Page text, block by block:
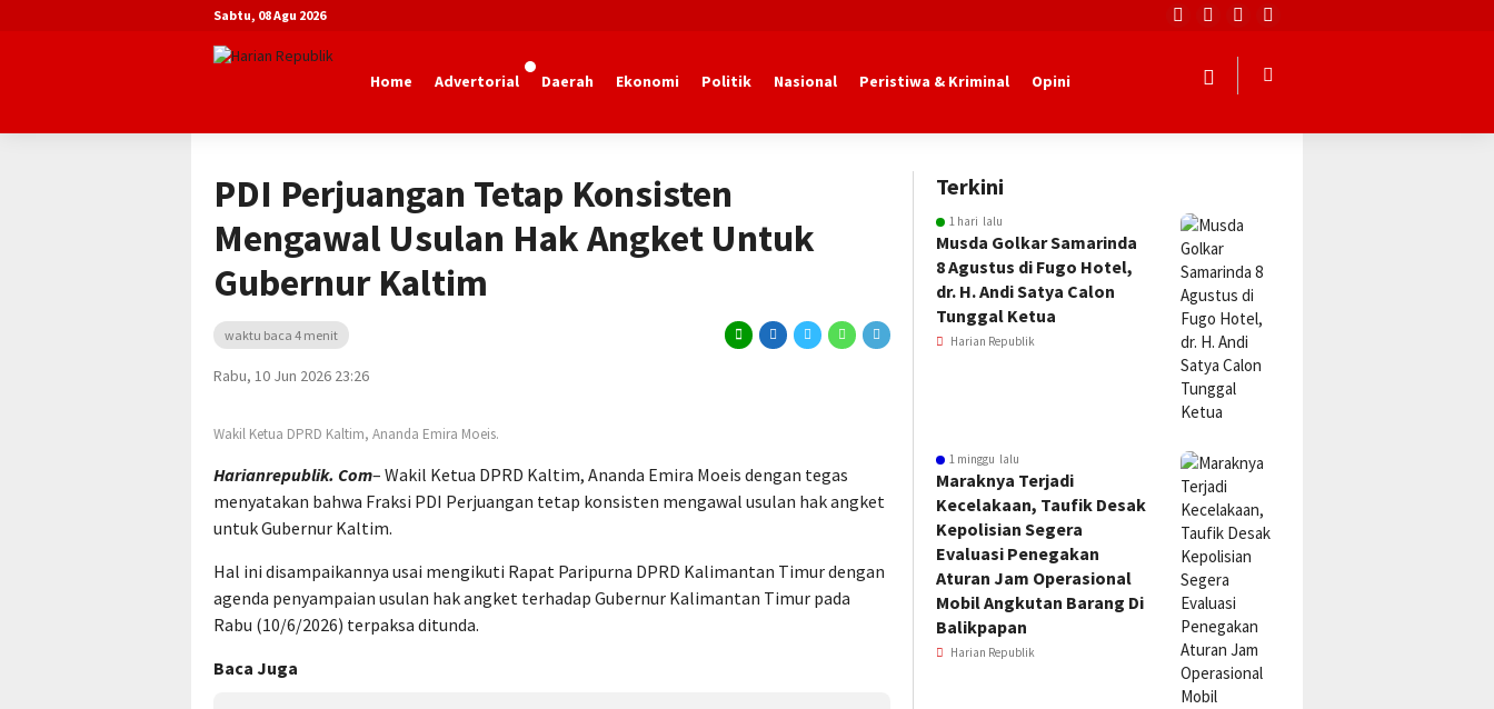
Sabtu, 08 Agu 2026
Home Advertorial Daerah Ekonomi Politik Nasional Peristiwa & Kriminal Opini
PDI Perjuangan Tetap Konsisten
Mengawal Usulan Hak Angket Untuk
Gubernur Kaltim
waktu baca 4 menit
Rabu, 10 Jun 2026 23:26
Wakil Ketua DPRD Kaltim, Ananda Emira Moeis.
Harianrepublik. Com– Wakil Ketua DPRD Kaltim, Ananda Emira Moeis dengan tegas
menyatakan bahwa Fraksi PDI Perjuangan tetap konsisten mengawal usulan hak angket
untuk Gubernur Kaltim.
Hal ini disampaikannya usai mengikuti Rapat Paripurna DPRD Kalimantan Timur dengan
agenda penyampaian usulan hak angket terhadap Gubernur Kalimantan Timur pada
Rabu (10/6/2026) terpaksa ditunda.
Baca Juga
Terkini
1 hari lalu
Musda Golkar Samarinda
8 Agustus di Fugo Hotel,
dr. H. Andi Satya Calon
Tunggal Ketua
Harian Republik
1 minggu lalu
Maraknya Terjadi
Kecelakaan, Taufik Desak
Kepolisian Segera
Evaluasi Penegakan
Aturan Jam Operasional
Mobil Angkutan Barang Di
Balikpapan
Harian Republik